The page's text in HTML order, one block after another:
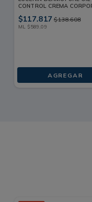
CONTROL CREMA
$117.817 $138.608
ML $589,09
AGREGAR